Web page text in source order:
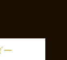
ー